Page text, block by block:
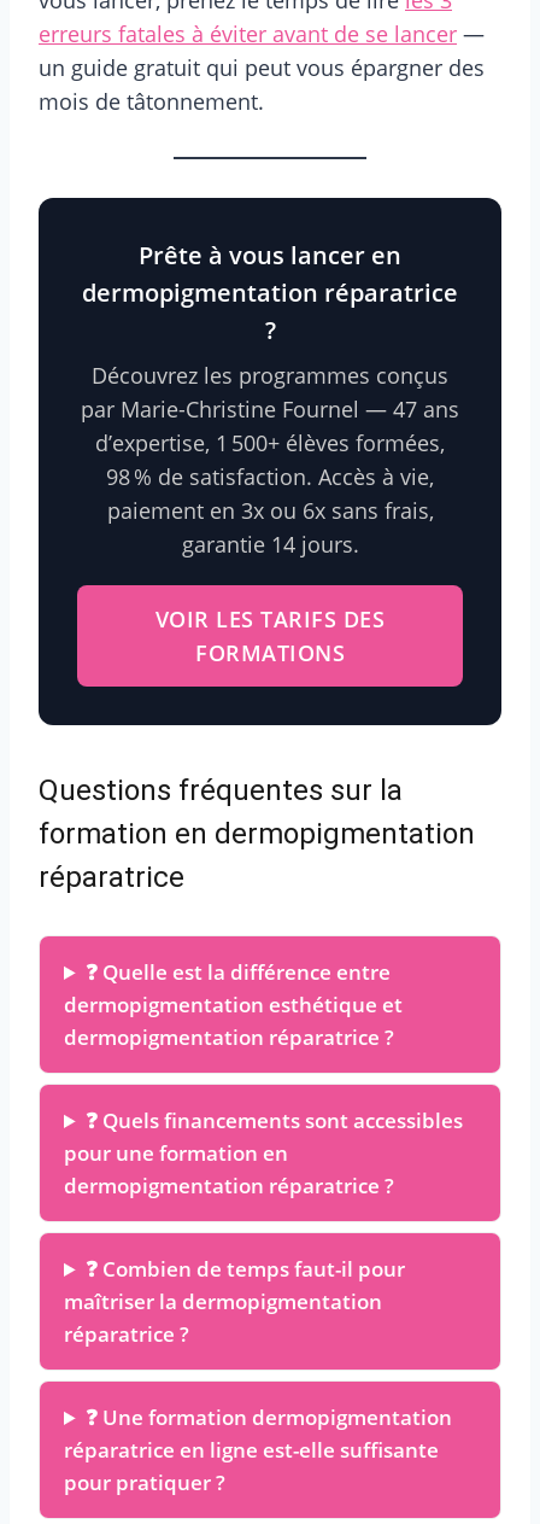
erreurs fatales à éviter avant de se lancer —
un guide gratuit qui peut vous épargner des
mois de tâtonnement.
Prête à vous lancer en
dermopigmentation réparatrice
?
Découvrez les programmes conçus
par Marie-Christine Fournel — 47 ans
d’expertise, 1 500+ élèves formées,
98 % de satisfaction. Accès à vie,
paiement en 3x ou 6x sans frais,
garantie 14 jours.
VOIR LES TARIFS DES
FORMATIONS
Questions fréquentes sur la
formation en dermopigmentation
réparatrice
❓ Quelle est la différence entre
dermopigmentation esthétique et
dermopigmentation réparatrice ?
❓ Quels financements sont accessibles
pour une formation en
dermopigmentation réparatrice ?
❓ Combien de temps faut-il pour
maîtriser la dermopigmentation
réparatrice ?
❓ Une formation dermopigmentation
réparatrice en ligne est-elle suffisante
pour pratiquer ?